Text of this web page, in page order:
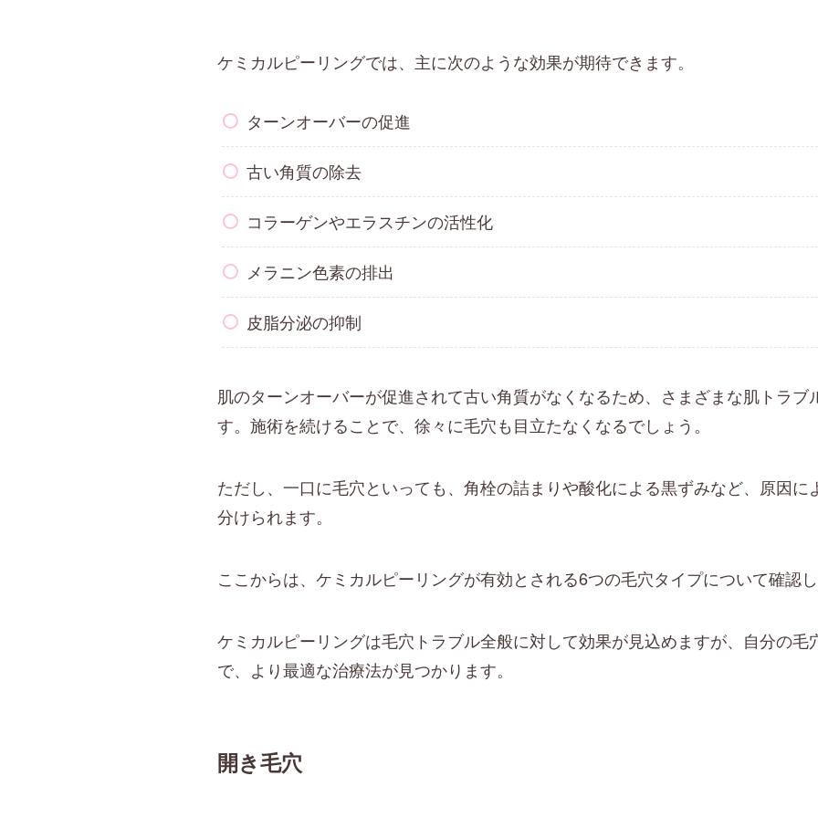
ケミカルピーリングでは、主に次のような効果が期待できます。
ターンオーバーの促進
古い角質の除去
コラーゲンやエラスチンの活性化
メラニン色素の排出
皮脂分泌の抑制
肌のターンオーバーが促進されて古い角質がなくなるため、さまざまな肌トラ
す。施術を続けることで、徐々に毛穴も目立たなくなるでしょう。
ただし、一口に毛穴といっても、角栓の詰まりや酸化による黒ずみなど、原因に
分けられます。
ここからは、ケミカルピーリングが有効とされる6つの毛穴タイプについて確認し
ケミカルピーリングは毛穴トラブル全般に対して効果が見込めますが、自分の毛
で、より最適な治療法が見つかります。
開き毛穴